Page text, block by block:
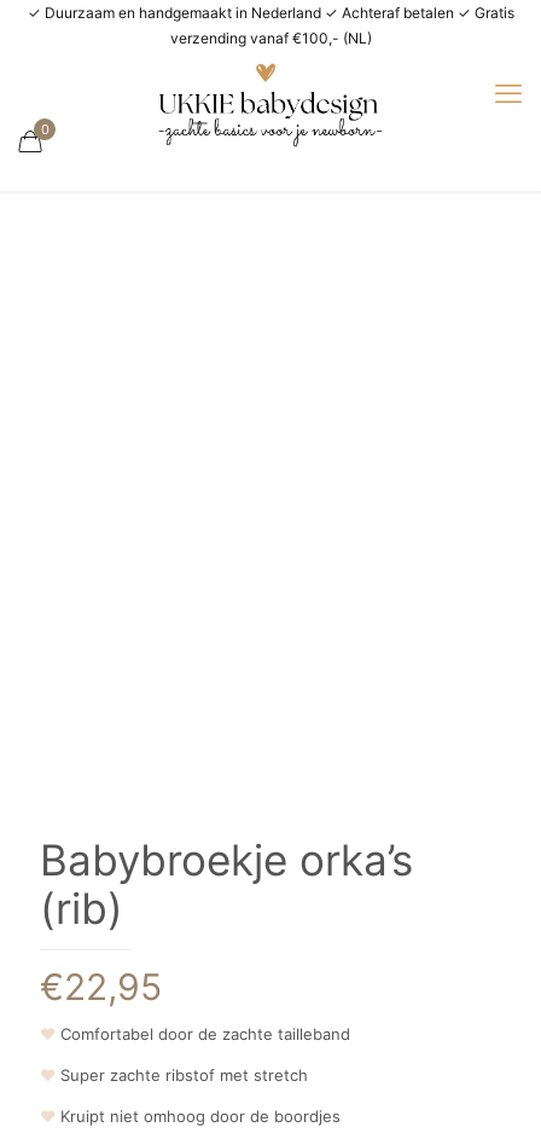
✓ Duurzaam en handgemaakt in Nederland ✓ Achteraf betalen ✓ Gratis
verzending vanaf €100,- (NL)
0
Babybroekje orka’s
(rib)
€22,95
❤ Comfortabel door de zachte tailleband
❤ Super zachte ribstof met stretch
❤ Kruipt niet omhoog door de boordjes